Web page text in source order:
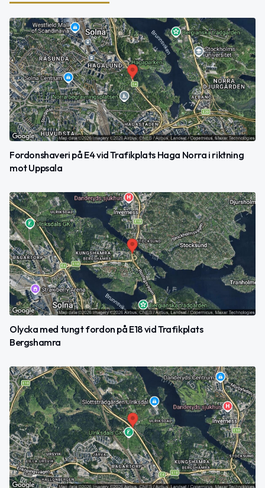
Fordonshaveri på E4 vid Trafikplats Haga Norra i riktning
mot Uppsala
Olycka med tungt fordon på E18 vid Trafikplats
Bergshamra